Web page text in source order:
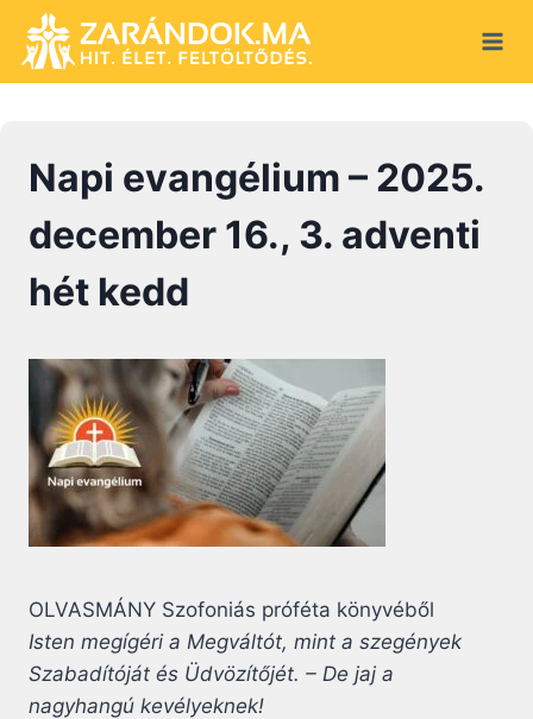
content
Napi evangélium – 2025.
december 16., 3. adventi
hét kedd
OLVASMÁNY Szofoniás próféta könyvéből
Isten megígéri a Megváltót, mint a szegények
Szabadítóját és Üdvözítőjét. – De jaj a
nagyhangú kevélyeknek!